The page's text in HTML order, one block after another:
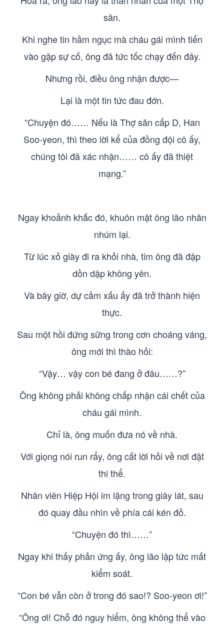
săn.
Khi nghe tin hầm ngục mà cháu gái mình tiến
vào gặp sự cố, ông đã tức tốc chạy đến đây.
Nhưng rồi, điều ông nhận được—
Lại là một tin tức đau đớn.
“Chuyện đó…… Nếu là Thợ săn cấp D, Han
Soo-yeon, thì theo lời kể của đồng đội cô ấy,
chúng tôi đã xác nhận…… cô ấy đã thiệt
mạng.”
Ngay khoảnh khắc đó, khuôn mặt ông lão nhăn
nhúm lại.
Từ lúc xỏ giày đi ra khỏi nhà, tim ông đã đập
dồn dập không yên.
Và bây giờ, dự cảm xấu ấy đã trở thành hiện
thực.
Sau một hồi đứng sững trong cơn choáng váng,
ông mới thì thào hỏi:
“Vậy… vậy con bé đang ở đâu……?”
Ông không phải không chấp nhận cái chết của
cháu gái mình.
Chỉ là, ông muốn đưa nó về nhà.
Với giọng nói run rẩy, ông cất lời hỏi về nơi đặt
thi thể.
Nhân viên Hiệp Hội im lặng trong giây lát, sau
đó quay đầu nhìn về phía cái kén đỏ.
“Chuyện đó thì……”
Ngay khi thấy phản ứng ấy, ông lão lập tức mất
kiểm soát.
“Con bé vẫn còn ở trong đó sao!? Soo-yeon ơi!”
“Ông ơi! Chỗ đó nguy hiểm, ông không thể vào